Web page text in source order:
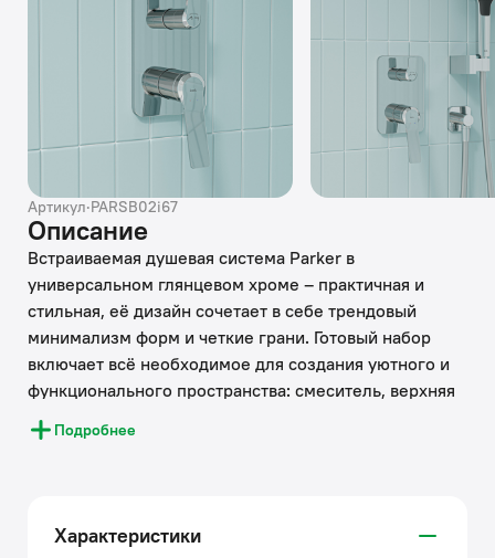
Артикул·PARSB02i67
Описание
Встраиваемая душевая система Parker в
универсальном глянцевом хроме – практичная и
стильная, её дизайн сочетает в себе трендовый
минимализм форм и четкие грани. Готовый набор
включает всё необходимое для создания уютного и
функционального пространства: смеситель, верхняя
лейка с кронштейном для тропического душа,
большая ручная лейка с 3 режимами, душевой шланг
За счёт скрытого монтажа и отсутствия выступающих
Подробнее
Характеристики